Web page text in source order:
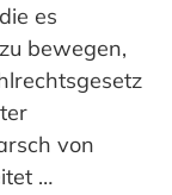
es
bewegen,
von
…